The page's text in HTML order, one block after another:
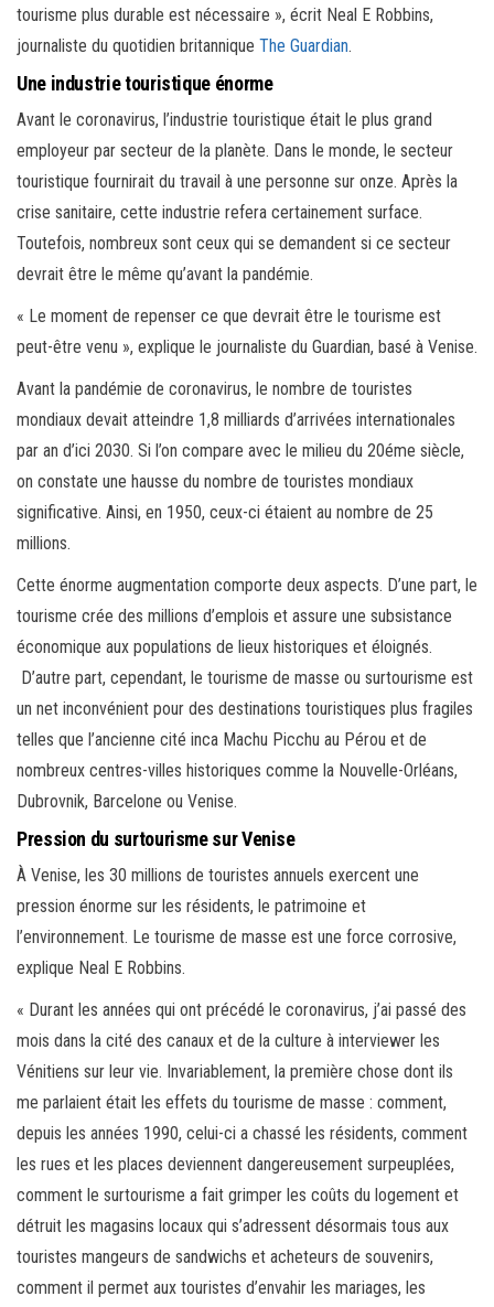
tourisme plus durable est nécessaire », écrit Neal E Robbins,
journaliste du quotidien britannique The Guardian.
Une industrie touristique énorme
Avant le coronavirus, l’industrie touristique était le plus grand
employeur par secteur de la planète. Dans le monde, le secteur
touristique fournirait du travail à une personne sur onze. Après la
crise sanitaire, cette industrie refera certainement surface.
Toutefois, nombreux sont ceux qui se demandent si ce secteur
devrait être le même qu’avant la pandémie.
« Le moment de repenser ce que devrait être le tourisme est
peut-être venu », explique le journaliste du Guardian, basé à Venise.
Avant la pandémie de coronavirus, le nombre de touristes
mondiaux devait atteindre 1,8 milliards d’arrivées internationales
par an d’ici 2030. Si l’on compare avec le milieu du 20éme siècle,
on constate une hausse du nombre de touristes mondiaux
significative. Ainsi, en 1950, ceux-ci étaient au nombre de 25
millions.
Cette énorme augmentation comporte deux aspects. D’une part, le
tourisme crée des millions d’emplois et assure une subsistance
économique aux populations de lieux historiques et éloignés.
D’autre part, cependant, le tourisme de masse ou surtourisme est
un net inconvénient pour des destinations touristiques plus fragiles
telles que l’ancienne cité inca Machu Picchu au Pérou et de
nombreux centres-villes historiques comme la Nouvelle-Orléans,
Dubrovnik, Barcelone ou Venise.
Pression du surtourisme sur Venise
À Venise, les 30 millions de touristes annuels exercent une
pression énorme sur les résidents, le patrimoine et
l’environnement. Le tourisme de masse est une force corrosive,
explique Neal E Robbins.
« Durant les années qui ont précédé le coronavirus, j’ai passé des
mois dans la cité des canaux et de la culture à interviewer les
Vénitiens sur leur vie. Invariablement, la première chose dont ils
me parlaient était les effets du tourisme de masse : comment,
depuis les années 1990, celui-ci a chassé les résidents, comment
les rues et les places deviennent dangereusement surpeuplées,
comment le surtourisme a fait grimper les coûts du logement et
détruit les magasins locaux qui s’adressent désormais tous aux
touristes mangeurs de sandwichs et acheteurs de souvenirs,
comment il permet aux touristes d’envahir les mariages, les